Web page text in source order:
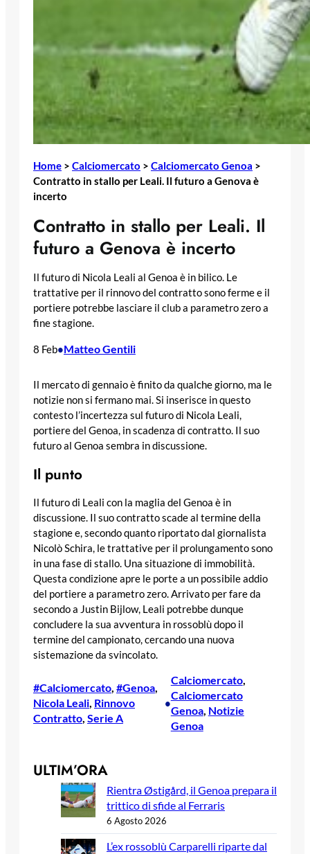
Home > Calciomercato > Calciomercato Genoa >
Contratto in stallo per Leali. Il futuro a Genova è
incerto
Contratto in stallo per Leali. Il
futuro a Genova è incerto
Il futuro di Nicola Leali al Genoa è in bilico. Le
trattative per il rinnovo del contratto sono ferme e il
portiere potrebbe lasciare il club a parametro zero a
fine stagione.
8 Feb•Matteo Gentili
Il mercato di gennaio è finito da qualche giorno, ma le
notizie non si fermano mai. Si inserisce in questo
contesto l’incertezza sul futuro di Nicola Leali,
portiere del Genoa, in scadenza di contratto. Il suo
futuro al Genoa sembra in discussione.
Il punto
Il futuro di Leali con la maglia del Genoa è in
discussione. Il suo contratto scade al termine della
stagione e, secondo quanto riportato dal giornalista
Nicolò Schira, le trattative per il prolungamento sono
in una fase di stallo. Una situazione di immobilità.
Questa condizione apre le porte a un possibile addio
del portiere a parametro zero. Arrivato per fare da
secondo a Justin Bijlow, Leali potrebbe dunque
concludere la sua avventura in rossoblù dopo il
termine del campionato, cercando una nuova
sistemazione da svincolato.
#Calciomercato, #Genoa
Nicola Leali, Rinnovo
Contratto, Serie A
•
Calciomercato
Calciomercato
Genoa, Notizie
Genoa
ULTIM’ORA
Rientra Østigård, il Genoa prepara il
trittico di sfide al Ferraris
6 Agosto 2026
L’ex rossoblù Carparelli riparte dal